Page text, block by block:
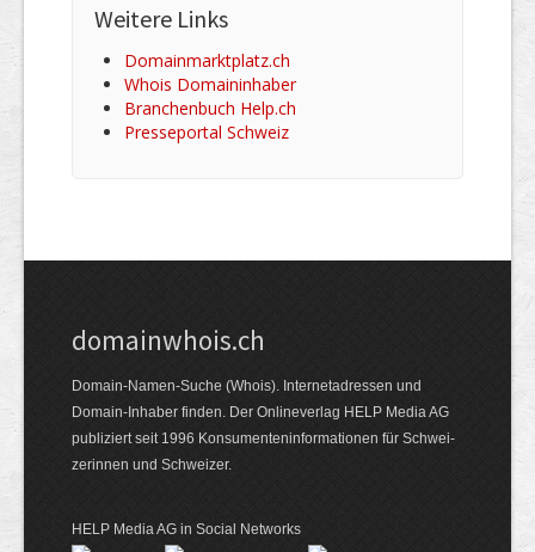
Weitere Links
Domainmarktplatz.ch
Whois Domaininhaber
Branchenbuch Help.ch
Presseportal Schweiz
domainwhois.ch
Domain-Namen-Suche (Whois). Internet­adressen und
Domain-Inhaber finden. Der Online­verlag HELP Media AG
publiziert seit 1996 Konsumenten­informationen für Schwei­
zerinnen und Schweizer.
HELP Media AG in Social Networks